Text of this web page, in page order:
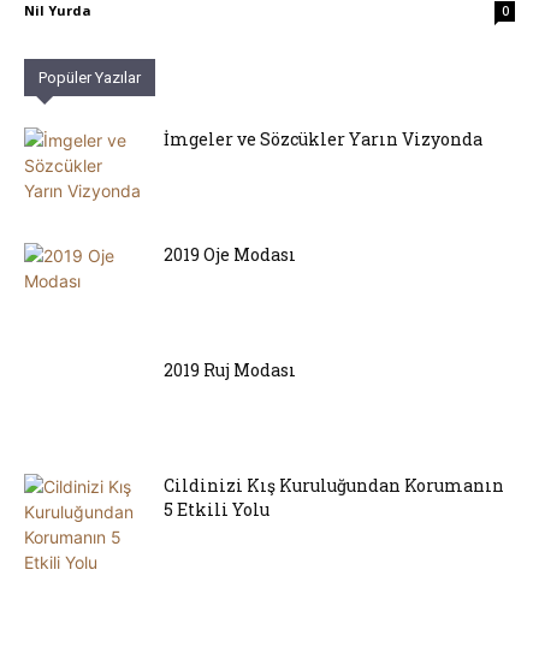
Nil Yurda 0
Popüler Yazılar
İmgeler ve Sözcükler Yarın Vizyonda
2019 Oje Modası
2019 Ruj Modası
Cildinizi Kış Kuruluğundan Korumanın
5 Etkili Yolu